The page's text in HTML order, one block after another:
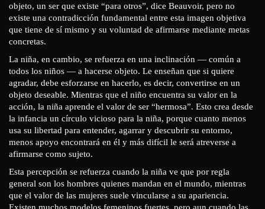
objeto, un ser que existe “para otros”, dice Beauvoir, pero no
existe una contradicción fundamental entre esta imagen objetiva
que tiene de sí mismo y su voluntad de afirmarse mediante metas
concretas.
La niña, en cambio, se refuerza en una inclinación — común a
todos los niños — a hacerse objeto. Le enseñan que si quiere
agradar, debe esforzarse en hacerlo, es decir, convertirse en un
objeto deseable. Mientras que el niño encuentra su valor en la
acción, la niña aprende el valor de ser “hermosa”. Esto crea desde
la infancia un círculo vicioso para la niña, porque cuanto menos
usa su libertad para entender, agarrar y descubrir su entorno,
menos apoyo encontrará en él y más difícil le será atreverse a
afirmarse como sujeto.
Esta percepción se refuerza cuando la niña ve que por regla
general son los hombres quienes mandan en el mundo, mientras
que el valor de las mujeres suele vincularse a su apariencia.